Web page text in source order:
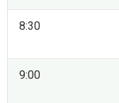
8:30
9:00